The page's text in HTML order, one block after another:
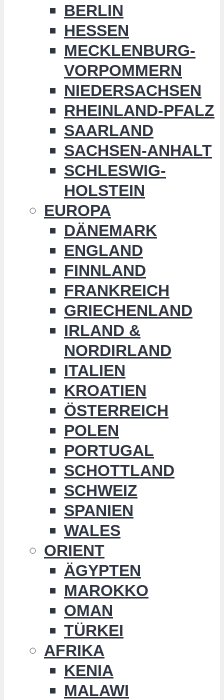
BERLIN
HESSEN
MECKLENBURG-
VORPOMMERN
NIEDERSACHSEN
RHEINLAND-PFALZ
SAARLAND
SACHSEN-ANHALT
SCHLESWIG-
HOLSTEIN
EUROPA
DÄNEMARK
ENGLAND
FINNLAND
FRANKREICH
GRIECHENLAND
IRLAND &
NORDIRLAND
ITALIEN
KROATIEN
ÖSTERREICH
POLEN
PORTUGAL
SCHOTTLAND
SCHWEIZ
SPANIEN
WALES
ORIENT
ÄGYPTEN
MAROKKO
OMAN
TÜRKEI
AFRIKA
KENIA
MALAWI